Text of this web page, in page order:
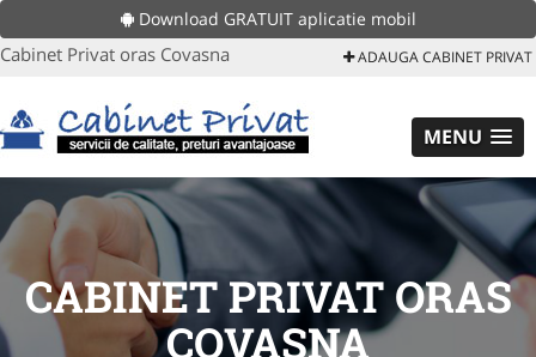
Download GRATUIT aplicatie mobil
Cabinet Privat oras Covasna ADAUGA CABINET PRIVAT
MENU
CABINET PRIVAT ORAS
COVASNA